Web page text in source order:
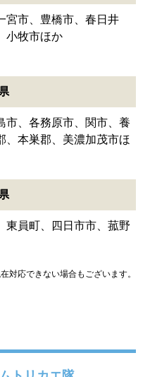
宮市、豊橋市、春日井
小牧市ほか
市、各務原市、関市、養
、本巣郡、美濃加茂市ほ
東員町、四日市市、菰野
対応できない場合もございます。